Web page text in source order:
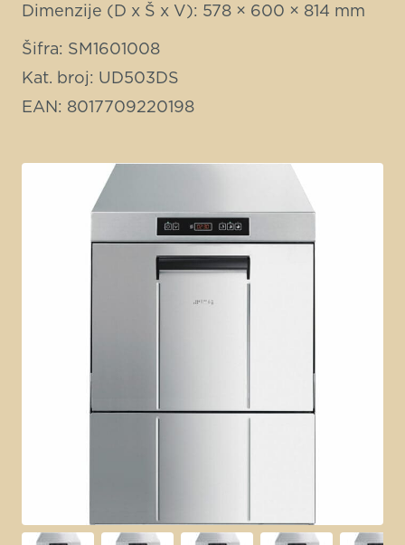
Dimenzije (D x Š x V): 578 × 600 × 814 mm
Šifra: SM1601008
Kat. broj: UD503DS
EAN: 8017709220198